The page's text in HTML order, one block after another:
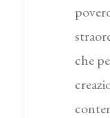
che